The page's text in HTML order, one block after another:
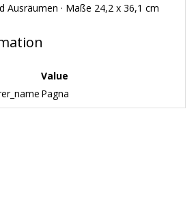
Ausräumen · Maße 24,2 x 36,1 cm
Value
Pagna